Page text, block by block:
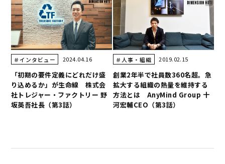
＃インタビュー 2024.04.16
「初期の要件定義にどれだけ盛
り込めるか」が生命線 株式会
社トレジャー・ファクトリー 野
坂英吾社長（第3話）
＃人事・組織 2019.02.15
創業2年半で社員数360名超。急
拡大する組織の熱量を維持する
方法とは AnyMind Group 十
河宏輔CEO（第3話）